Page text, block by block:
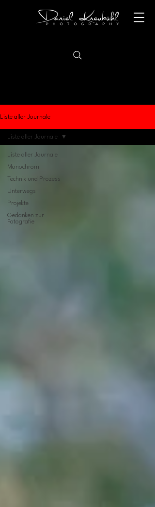
Liste aller Journale
Liste aller Journale
Monochrom
Technik und Prozess
Unterwegs
Projekte
Gedanken zur
Fotografie
Liste aller Journale